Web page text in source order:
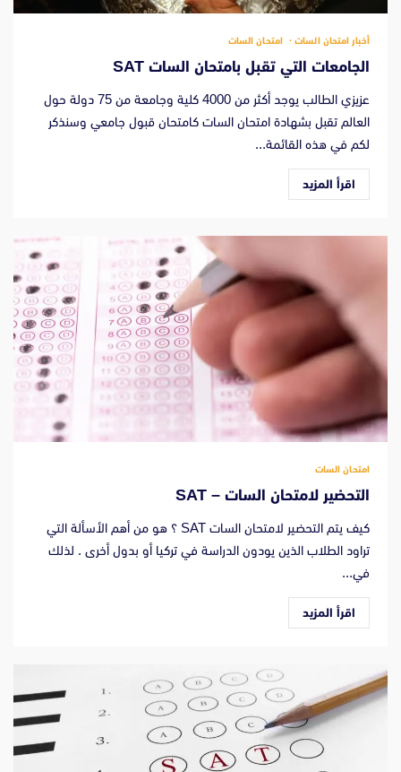
أخبار امتحان السات امتحان السات
الجامعات التي تقبل بامتحان السات SAT
عزيزي الطالب يوجد أكثر من 4000 كلية وجامعة من 75 دولة حول
العالم تقبل بشهادة امتحان السات كامتحان قبول جامعي وسنذكر
لكم في هذه القائمة...
اقرأ المزيد
امتحان السات
التحضير لامتحان السات – SAT
كيف يتم التحضير لامتحان السات SAT ؟ هو من أهم الأسألة التي
تراود الطلاب الذين يودون الدراسة في تركيا أو بدول أخرى . لذلك
في...
اقرأ المزيد